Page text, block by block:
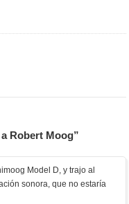
Robert Moog”
Model D, y trajo al
sonora, que no estaría